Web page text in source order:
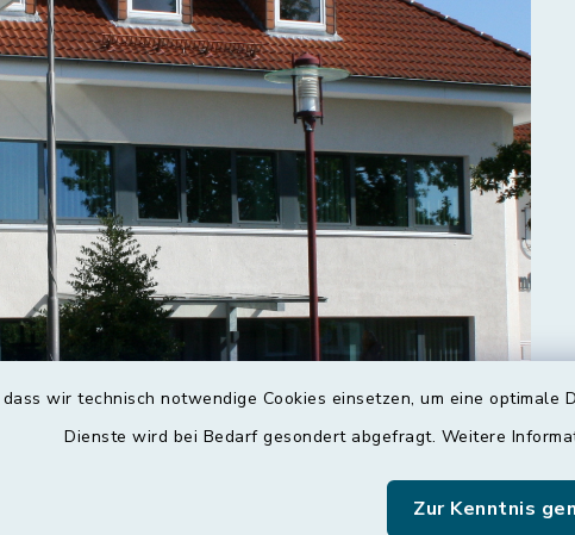
wir technisch notwendige Cookies einsetzen, um eine
Dienste wird bei Bedarf gesondert abgefragt. Weitere
Zur Kenntnis